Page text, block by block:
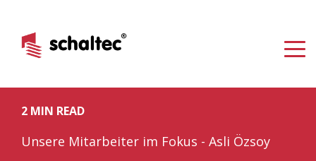
2 MIN READ
Unsere Mitarbeiter im Fokus - Asli Özsoy